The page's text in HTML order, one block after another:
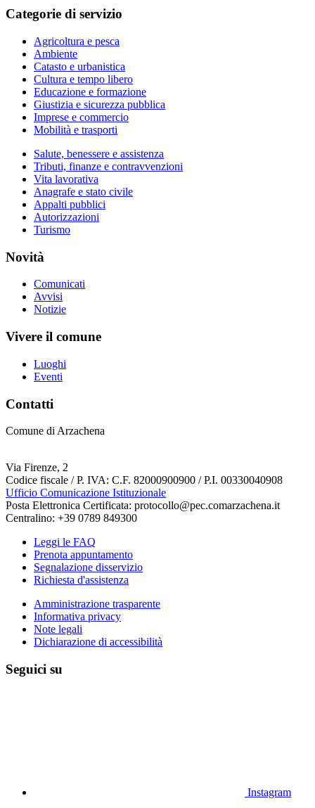
Categorie di servizio
Agricoltura e pesca
Ambiente
Catasto e urbanistica
Cultura e tempo libero
Educazione e formazione
Giustizia e sicurezza pubblica
Imprese e commercio
Mobilità e trasporti
Salute, benessere e assistenza
Tributi, finanze e contravvenzioni
Vita lavorativa
Anagrafe e stato civile
Appalti pubblici
Autorizzazioni
Turismo
Novità
Comunicati
Avvisi
Notizie
Vivere il comune
Luoghi
Eventi
Contatti
Comune di Arzachena
Via Firenze, 2
Codice fiscale / P. IVA: C.F. 82000900900 / P.I. 00330040908
Ufficio Comunicazione Istituzionale
Posta Elettronica Certificata: protocollo@pec.comarzachena.it
Centralino: +39 0789 849300
Leggi le FAQ
Prenota appuntamento
Segnalazione disservizio
Richiesta d'assistenza
Amministrazione trasparente
Informativa privacy
Note legali
Dichiarazione di accessibilità
Seguici su
Instagram